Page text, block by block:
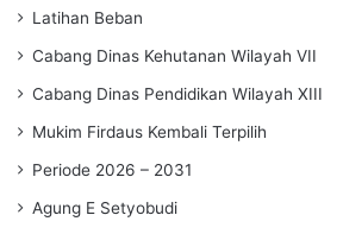
Latihan Beban
Cabang Dinas Kehutanan Wilayah VII
Cabang Dinas Pendidikan Wilayah XIII
Mukim Firdaus Kembali Terpilih
Periode 2026 – 2031
Agung E Setyobudi